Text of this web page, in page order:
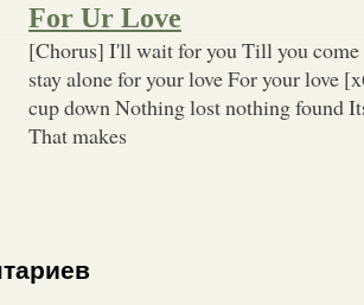
For Ur Love
[Chorus] I'll wait for you Till you come
stay alone for your love For your love
cup down Nothing lost nothing found
That makes